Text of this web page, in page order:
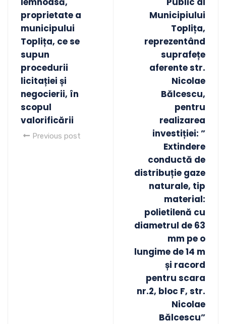
proprietate a
municipului
Toplița, ce se
supun
procedurii
licitației și
negocierii, în
scopul
valorificării
Previous post
Municipiului
Toplița,
reprezentând
suprafețe
aferente str.
Nicolae
Bălcescu,
pentru
realizarea
investiției: ”
Extindere
conductă de
distribuție gaze
naturale, tip
material:
polietilenă cu
diametrul de 63
mm pe o
lungime de 14 m
și racord
pentru scara
nr.2, bloc F, str.
Nicolae
Bălcescu”